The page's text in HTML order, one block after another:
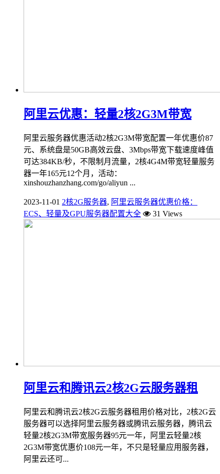
阿里云优惠：轻量2核2G3M带宽
阿里云服务器优惠活动2核2G3M带宽配置一年优惠价87
元、系统盘是50GB高效云盘、3Mbps带宽下载速度峰值
可达384KB/秒，不限制月流量，2核4G4M带宽轻量服务
器一年165元12个月，活动：
xinshouzhanzhang.com/go/aliyun ...
2023-11-01 2核2G服务器, 阿里云服务器优惠价格：
ECS、轻量及GPU服务器配置大全
31 Views
阿里云和腾讯云2核2G云服务器租
阿里云和腾讯云2核2G云服务器租用价格对比，2核2G云
服务器可以选择阿里云服务器或腾讯云服务器，腾讯云
轻量2核2G3M带宽服务器95元一年，阿里云轻量2核
2G3M带宽优惠价108元一年，不只是轻量应用服务器，
阿里云还可...